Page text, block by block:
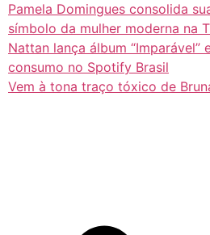
Pamela Domingues consolida
símbolo da mulher moderna na
Nattan lança álbum “Imparável”
consumo no Spotify Brasil
Vem à tona traço tóxico de